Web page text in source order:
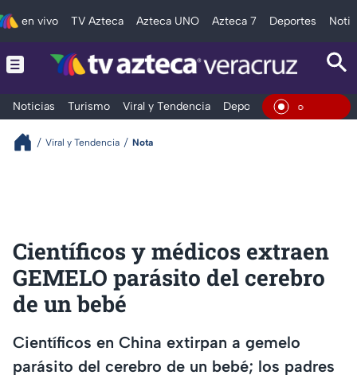
en vivo TV Azteca Azteca UNO Azteca 7 Deportes
Noticias Turismo Viral y Tendencia Deportes Espectáculos
En Vivo
Viral y Tendencia Nota
Científicos y médicos extraen
GEMELO parásito del cerebro
de un bebé
Científicos en China extirpan a gemelo
parásito del cerebro de un bebé; los padres